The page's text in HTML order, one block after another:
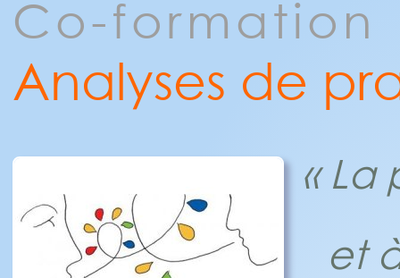
Co-formation
Analyses de
« La
et